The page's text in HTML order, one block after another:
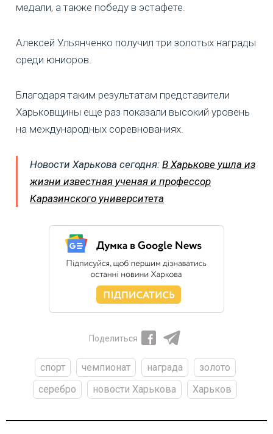
медали, а также победу в эстафете.
Алексей Ульянченко получил три золотых награды
среди юниоров.
Благодаря таким результатам представители
Харьковщины еще раз показали высокий уровень
на международных соревнованиях.
Новости Харькова сегодня: В Харькове ушла из
жизни известная ученая и профессор
Каразинского университета
Поделиться
спорт чемпионат награда
золото
серебро
новости Харькова Харьков